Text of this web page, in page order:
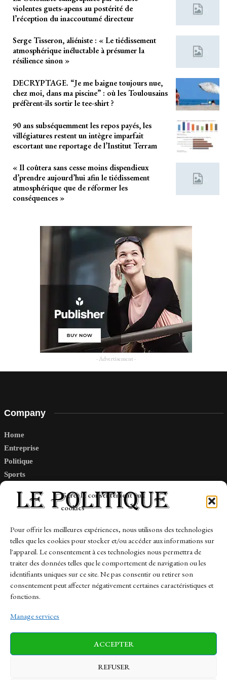
Gérer le consentement aux
cookies
Pour offrir les meilleures expériences, nous utilisons des technologies
telles que les cookies pour stocker et/ou accéder aux informations sur
l'appareil. Le consentement à ces technologies nous permettra de
traiter des données telles que le comportement de navigation ou les
identifiants uniques sur ce site. Ne pas consentir ou retirer son
consentement peut affecter négativement certaines caractéristiques et
fonctions.
Manage services
ACCEPTER
REFUSER
violentes guets-apens au postérité de
l’réception du inaccoutumé directeur
Serge Tisseron, aliéniste : « Le tiédissement
atmosphérique inéluctable à présumer la
résilience sinon »
DECRYPTAGE. “Je me baigne toujours nue,
chez moi, dans ma piscine” : où les Toulousains
préfèrent-ils sortir le tee-shirt ?
90 ans subséquemment les repos payés, les
villégiatures restent un intègre imparfait
escortant une reportage de l’Institut Terram
« Il coûtera sans cesse moins dispendieux
d’prendre aujourd’hui afin le tiédissement
atmosphérique que de réformer les
conséquences »
- Advertisement -
Company
Home
Entreprise
Politique
Sports
Links
Contact
Sitemap
News Finance-Marches Politics
Business Tech Health Sports Travel